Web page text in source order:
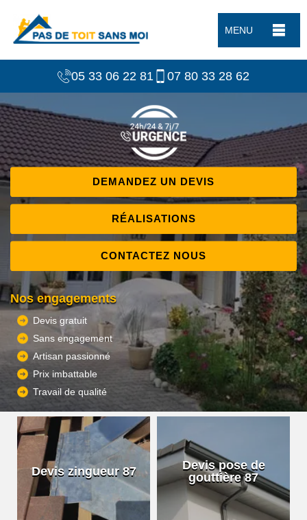
MENU
05 33 06 22 81 07 80 33 28 62
DEMANDEZ UN DEVIS
RÉALISATIONS
CONTACTEZ NOUS
Nos engagements
Devis gratuit
Sans engagement
Artisan passionné
Prix imbattable
Travail de qualité
Devis zingueur 87
Devis pose de
gouttière 87